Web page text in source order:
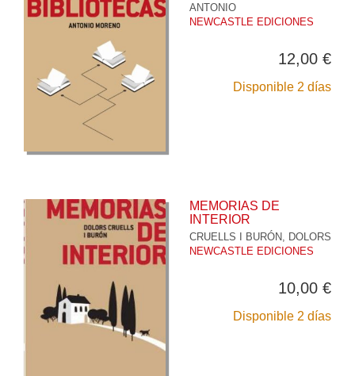
ANTONIO
NEWCASTLE EDICIONES
12,00 €
Disponible 2 días
MEMORIAS DE
INTERIOR
CRUELLS I BURÓN, DOLORS
NEWCASTLE EDICIONES
10,00 €
Disponible 2 días